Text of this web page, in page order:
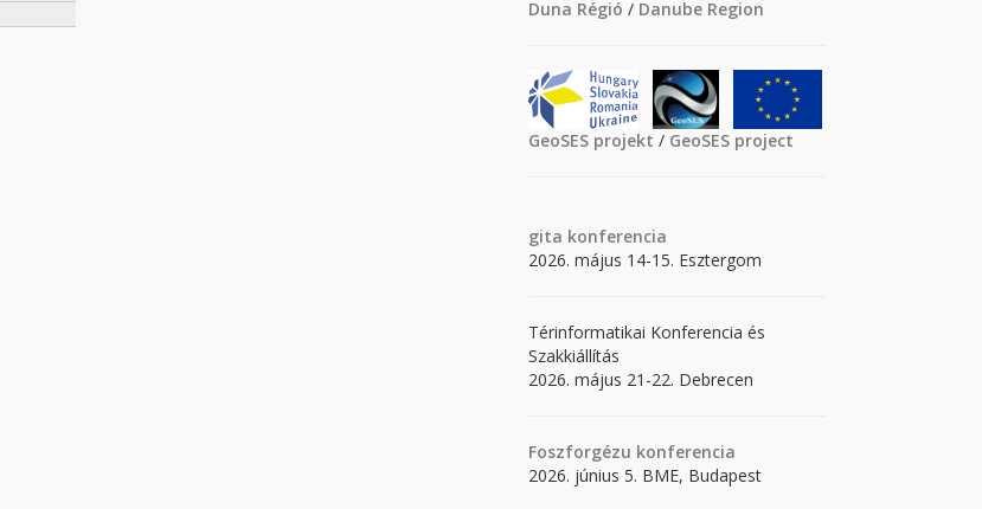
Duna Régió / Danube Region
GeoSES projekt / GeoSES project
gita konferencia
2026. május 14-15. Esztergom
Térinformatikai Konferencia és
Szakkiállítás
2026. május 21-22. Debrecen
Foszforgézu konferencia
2026. június 5. BME, Budapest